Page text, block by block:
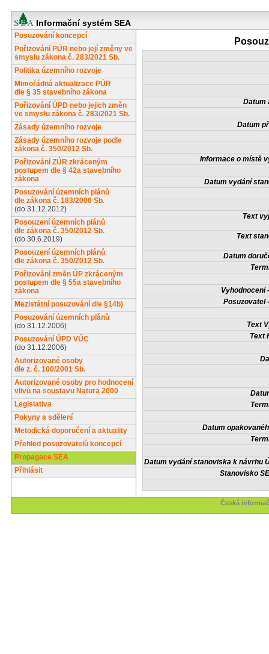
Informační systém SEA
Posuzování koncepcí
Pořizování PÚR nebo její změny ve
smyslu zákona č. 283/2021 Sb.
Politika územního rozvoje
Mimořádná aktualizace PÚR
dle § 35 stavebního zákona
Pořizování ÚPD nebo jejich změn
ve smyslu zákona č. 283/2021 Sb.
Zásady územního rozvoje
Zásady územního rozvoje podle
zákona č. 350/2012 Sb.
Pořizování ZÚR zkráceným
postupem dle § 42a stavebního
zákona
Posuzování územních plánů
dle zákona č. 183/2006 Sb.
(do 31.12.2012)
Posouzení územních plánů
dle zákona č. 350/2012 Sb.
(do 30.6.2019)
Posouzení územních plánů
dle zákona č. 350/2012 Sb.
Pořizování změn ÚP zkráceným
postupem dle § 55a stavebního
zákona
Mezistátní posuzování dle §14b)
Posuzování územních plánů
(do 31.12.2006)
Posuzování ÚPD VÚC
(do 31.12.2006)
Autorizované osoby
dle z. č. 100/2001 Sb.
Autorizované osoby pro hodnocení
vlivů na soustavu Natura 2000
Legislativa
Pokyny a sdělení
Metodická doporučení a aktuality
Přehled posuzovatelů koncepcí
Propagace SEA
Přihlásit
Datum
Datum
Informace o místě
Datum vydání
Text
Text
Datum
Vyhodnocení
Posuzovatel
Text
Text
Datum
Datum vydání stanoviska k návrhu
Stanovisko
Česká